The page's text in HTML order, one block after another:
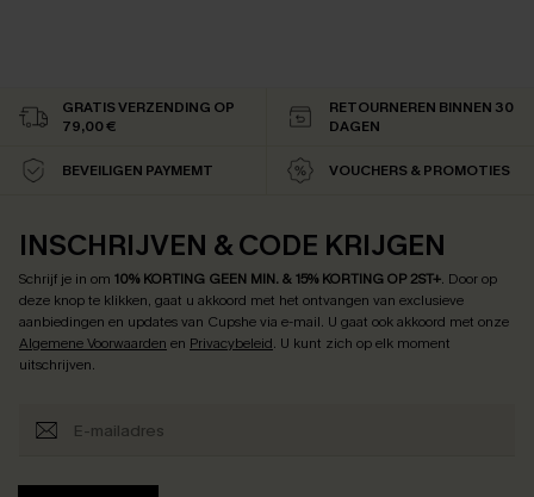
GRATIS VERZENDING OP
79,00 €
RETOURNEREN BINNEN 30
DAGEN
BEVEILIGEN PAYMEMT VOUCHERS & PROMOTIES
INSCHRIJVEN & CODE KRIJGEN
Schrijf je in om 10% KORTING GEEN MIN. & 15% KORTING OP 2ST+. Door op
deze knop te klikken, gaat u akkoord met het ontvangen van exclusieve
aanbiedingen en updates van Cupshe via e-mail. U gaat ook akkoord met onze
Algemene Voorwaarden en Privacybeleid. U kunt zich op elk moment
uitschrijven.